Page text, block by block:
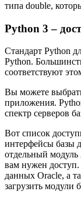
типа double,
Python 3 –
Стандарт Python
Python.
соответствуют
Вы можете
приложения.
спектр серверов
Вот список
интерфейсы базы
отдельный
вам нужен
данных Oracle, а
загрузить модули